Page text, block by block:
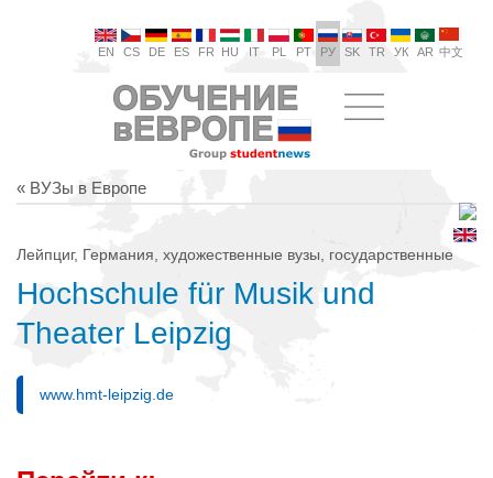
EN CS DE ES FR HU IT PL PT РУ SK TR УК AR 中文
« ВУЗы в Европе
Лейпциг, Германия, художественные вузы, государственные
Hochschule für Musik und
Theater Leipzig
www.hmt-leipzig.de